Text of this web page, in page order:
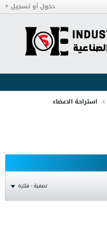
دخول أو تسجيل
استراحة الاعضاء
تصفية - فلترة